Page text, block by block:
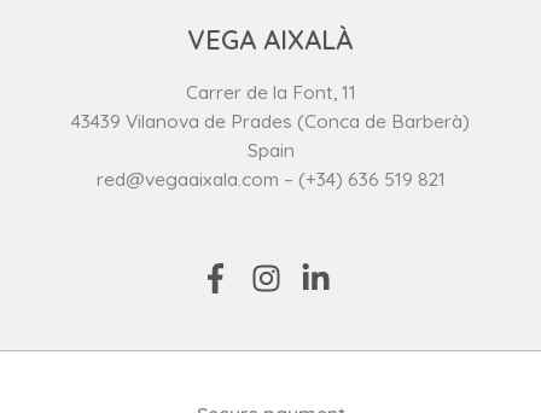
VEGA AIXALÀ
Carrer de la Font, 11
43439 Vilanova de Prades (Conca de Barberà)
Spain
red@vegaaixala.com – (+34) 636 519 821